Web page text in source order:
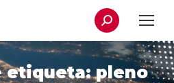
Buscar:
etiqueta:pleno